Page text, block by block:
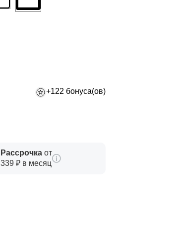
+122 бонуса(ов)
Рассрочка от
339 ₽ в месяц